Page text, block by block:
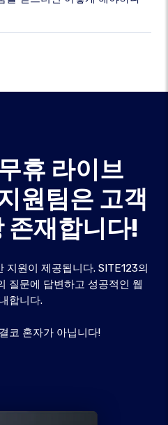
휴 라이브
원팀은 고객
존재합니다!
원이 제공됩니다. SITE123의
질문에 답변하고 성공적인 웹
합니다.
코 혼자가 아닙니다!